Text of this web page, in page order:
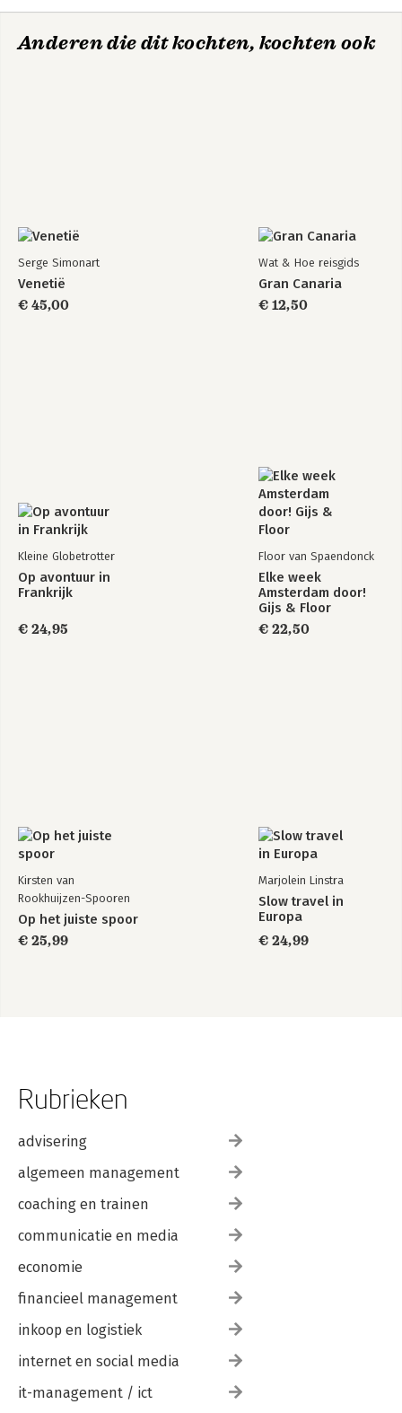
Anderen die dit kochten, kochten ook
Serge Simonart
Venetië
€ 45,00
Wat & Hoe reisgids
Gran Canaria
€ 12,50
Kleine Globetrotter
Op avontuur in
Frankrijk
€ 24,95
Floor van Spaendonck
Elke week
Amsterdam door!
Gijs & Floor
€ 22,50
Kirsten van
Rookhuijzen-Spooren
Op het juiste spoor
€ 25,99
Marjolein Linstra
Slow travel in
Europa
€ 24,99
Rubrieken
advisering
algemeen management
coaching en trainen
communicatie en media
economie
financieel management
inkoop en logistiek
internet en social media
it-management / ict